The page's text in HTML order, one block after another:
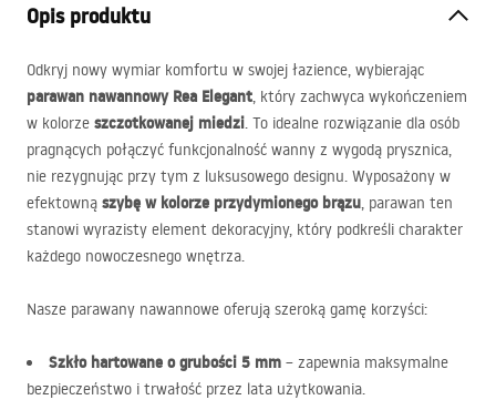
Opis produktu
Odkryj nowy wymiar komfortu w swojej łazience, wybierając
parawan nawannowy Rea Elegant, który zachwyca wykończeniem
w kolorze szczotkowanej miedzi. To idealne rozwiązanie dla osób
pragnących połączyć funkcjonalność wanny z wygodą prysznica,
nie rezygnując przy tym z luksusowego designu. Wyposażony w
efektowną szybę w kolorze przydymionego brązu, parawan ten
stanowi wyrazisty element dekoracyjny, który podkreśli charakter
każdego nowoczesnego wnętrza.
Nasze parawany nawannowe oferują szeroką gamę korzyści:
Szkło hartowane o grubości 5 mm – zapewnia maksymalne
bezpieczeństwo i trwałość przez lata użytkowania.